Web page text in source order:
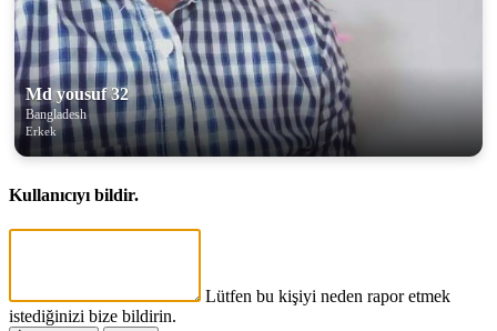
Md yousuf 32
Bangladesh
Erkek
Kullanıcıyı bildir.
Lütfen bu kişiyi neden rapor etmek
istediğinizi bize bildirin.